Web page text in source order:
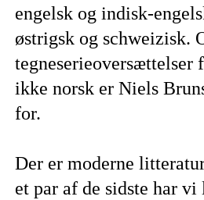
engelsk og indisk-
østrigsk og schweizisk.
tegneserieoversættelser
ikke norsk er Niels
for.
Der er moderne
et par af de sidste har vi